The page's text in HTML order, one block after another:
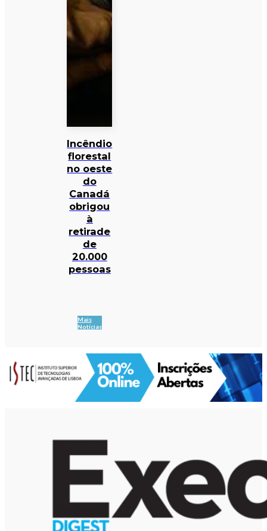
Incêndio
florestal
no oeste
do
Canadá
obrigou
à
retirade
de
20.000
pessoas
Mais
Notícias